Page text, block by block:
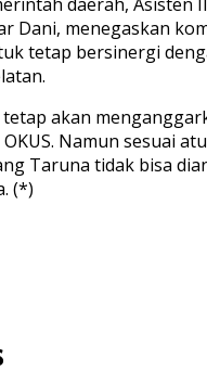
Dani, menegaskan
tetap bersinergi
tetap akan
Namun sesuai
Taruna tidak bisa
(*)